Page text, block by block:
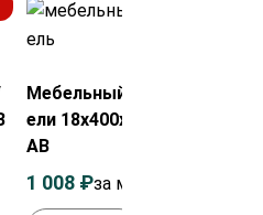
Мебельный щит из сосны/
ели 18х400х1000 мм сорт
АВ
1 008 ₽за м²